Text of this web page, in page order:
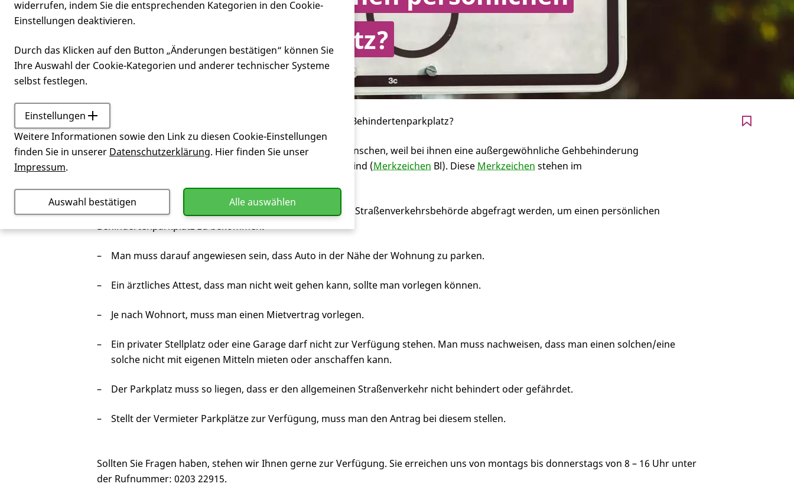
Behindertenparkplatz?
Wie bekomme ich einen persönlichen Behindertenparkplatz?
Einen persönlichen Behindertenparkplatz bekommen Menschen, weil bei ihnen eine außergewöhnliche Gehbehinderung
aG) festgestellt wurde, oder weil sie blind sind (Merkzeichen Bl). Diese Merkzeichen stehen im
Außerdem können weitere Kriterien von der zuständigen Straßenverkehrsbehörde abgefragt werden, um einen persönlichen
Behindertenparkplatz zu bekommen:
Man muss darauf angewiesen sein, dass Auto in der Nähe der Wohnung zu parken.
Ein ärztliches Attest, dass man nicht weit gehen kann, sollte man vorlegen können.
Je nach Wohnort, muss man einen Mietvertrag vorlegen.
Ein privater Stellplatz oder eine Garage darf nicht zur Verfügung stehen. Man muss nachweisen, dass man einen solchen/eine
solche nicht mit eigenen Mitteln mieten oder anschaffen kann.
Der Parkplatz muss so liegen, dass er den allgemeinen Straßenverkehr nicht behindert oder gefährdet.
Stellt der Vermieter Parkplätze zur Verfügung, muss man den Antrag bei diesem stellen.
Sollten Sie Fragen haben, stehen wir Ihnen gerne zur Verfügung. Sie erreichen uns von montags bis donnerstags von 8 – 16 Uhr unter
der Rufnummer: 0203 22915.
widerrufen, indem Sie die entsprechenden Kategorien in den Cookie-
Einstellungen deaktivieren.
Durch das Klicken auf den Button „Änderungen bestätigen“ können Sie
Ihre Auswahl der Cookie-Kategorien und anderer technischer Systeme
selbst festlegen.
Einstellungen
Weitere Informationen sowie den Link zu diesen Cookie-Einstellungen
finden Sie in unserer Datenschutzerklärung. Hier finden Sie unser
Impressum.
Alle auswählen
Auswahl bestätigen